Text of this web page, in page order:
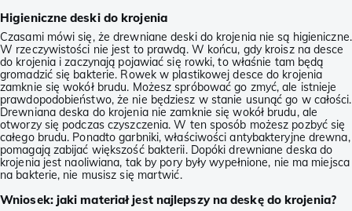
Higieniczne deski do krojenia
Czasami mówi się, że drewniane deski do krojenia nie są higieniczne.
W rzeczywistości nie jest to prawdą. W końcu, gdy kroisz na desce
do krojenia i zaczynają pojawiać się rowki, to właśnie tam będą
gromadzić się bakterie. Rowek w plastikowej desce do krojenia
zamknie się wokół brudu. Możesz spróbować go zmyć, ale istnieje
prawdopodobieństwo, że nie będziesz w stanie usunąć go w całości.
Drewniana deska do krojenia nie zamknie się wokół brudu, ale
otworzy się podczas czyszczenia. W ten sposób możesz pozbyć się
całego brudu. Ponadto garbniki, właściwości antybakteryjne drewna,
pomagają zabijać większość bakterii. Dopóki drewniane deska do
krojenia jest naoliwiana, tak by pory były wypełnione, nie ma miejsca
na bakterie, nie musisz się martwić.
Wniosek: jaki materiał jest najlepszy na deskę do krojenia?